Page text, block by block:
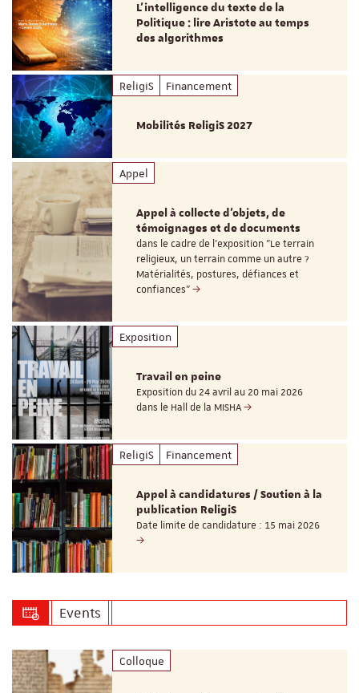
L’intelligence du texte de la
Politique : lire Aristote au temps
des algorithmes
ReligiS Financement
Mobilités ReligiS 2027
Appel
Appel à collecte d'objets, de
témoignages et de documents
dans le cadre de l'exposition "Le terrain
religieux, un terrain comme un autre ?
Matérialités, postures, défiances et
confiances"
Exposition
Travail en peine
Exposition du 24 avril au 20 mai 2026
dans le Hall de la MISHA
ReligiS Financement
Appel à candidatures / Soutien à la
publication ReligiS
Date limite de candidature : 15 mai 2026
Events
Colloque